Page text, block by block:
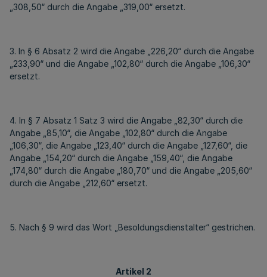
„308,50“ durch die Angabe „319,00“ ersetzt.
3. In § 6 Absatz 2 wird die Angabe „226,20“ durch die Angabe
„233,90“ und die Angabe „102,80“ durch die Angabe „106,30“
ersetzt.
4. In § 7 Absatz 1 Satz 3 wird die Angabe „82,30“ durch die
Angabe „85,10“, die Angabe „102,80“ durch die Angabe
„106,30“, die Angabe „123,40“ durch die Angabe „127,60“, die
Angabe „154,20“ durch die Angabe „159,40“, die Angabe
„174,80“ durch die Angabe „180,70“ und die Angabe „205,60“
durch die Angabe „212,60“ ersetzt.
5. Nach § 9 wird das Wort „Besoldungsdienstalter“ gestrichen.
Artikel 2